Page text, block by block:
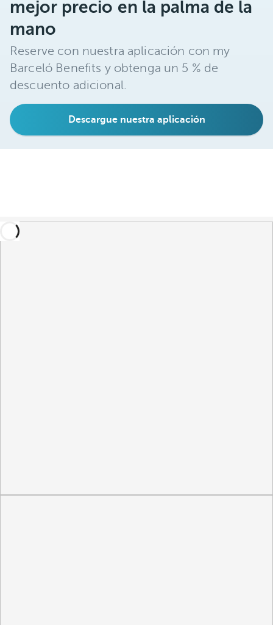
mejor precio en la palma de la
mano
Reserve con nuestra aplicación con my
Barceló Benefits y obtenga un 5 % de
descuento adicional.
Descargue nuestra aplicación